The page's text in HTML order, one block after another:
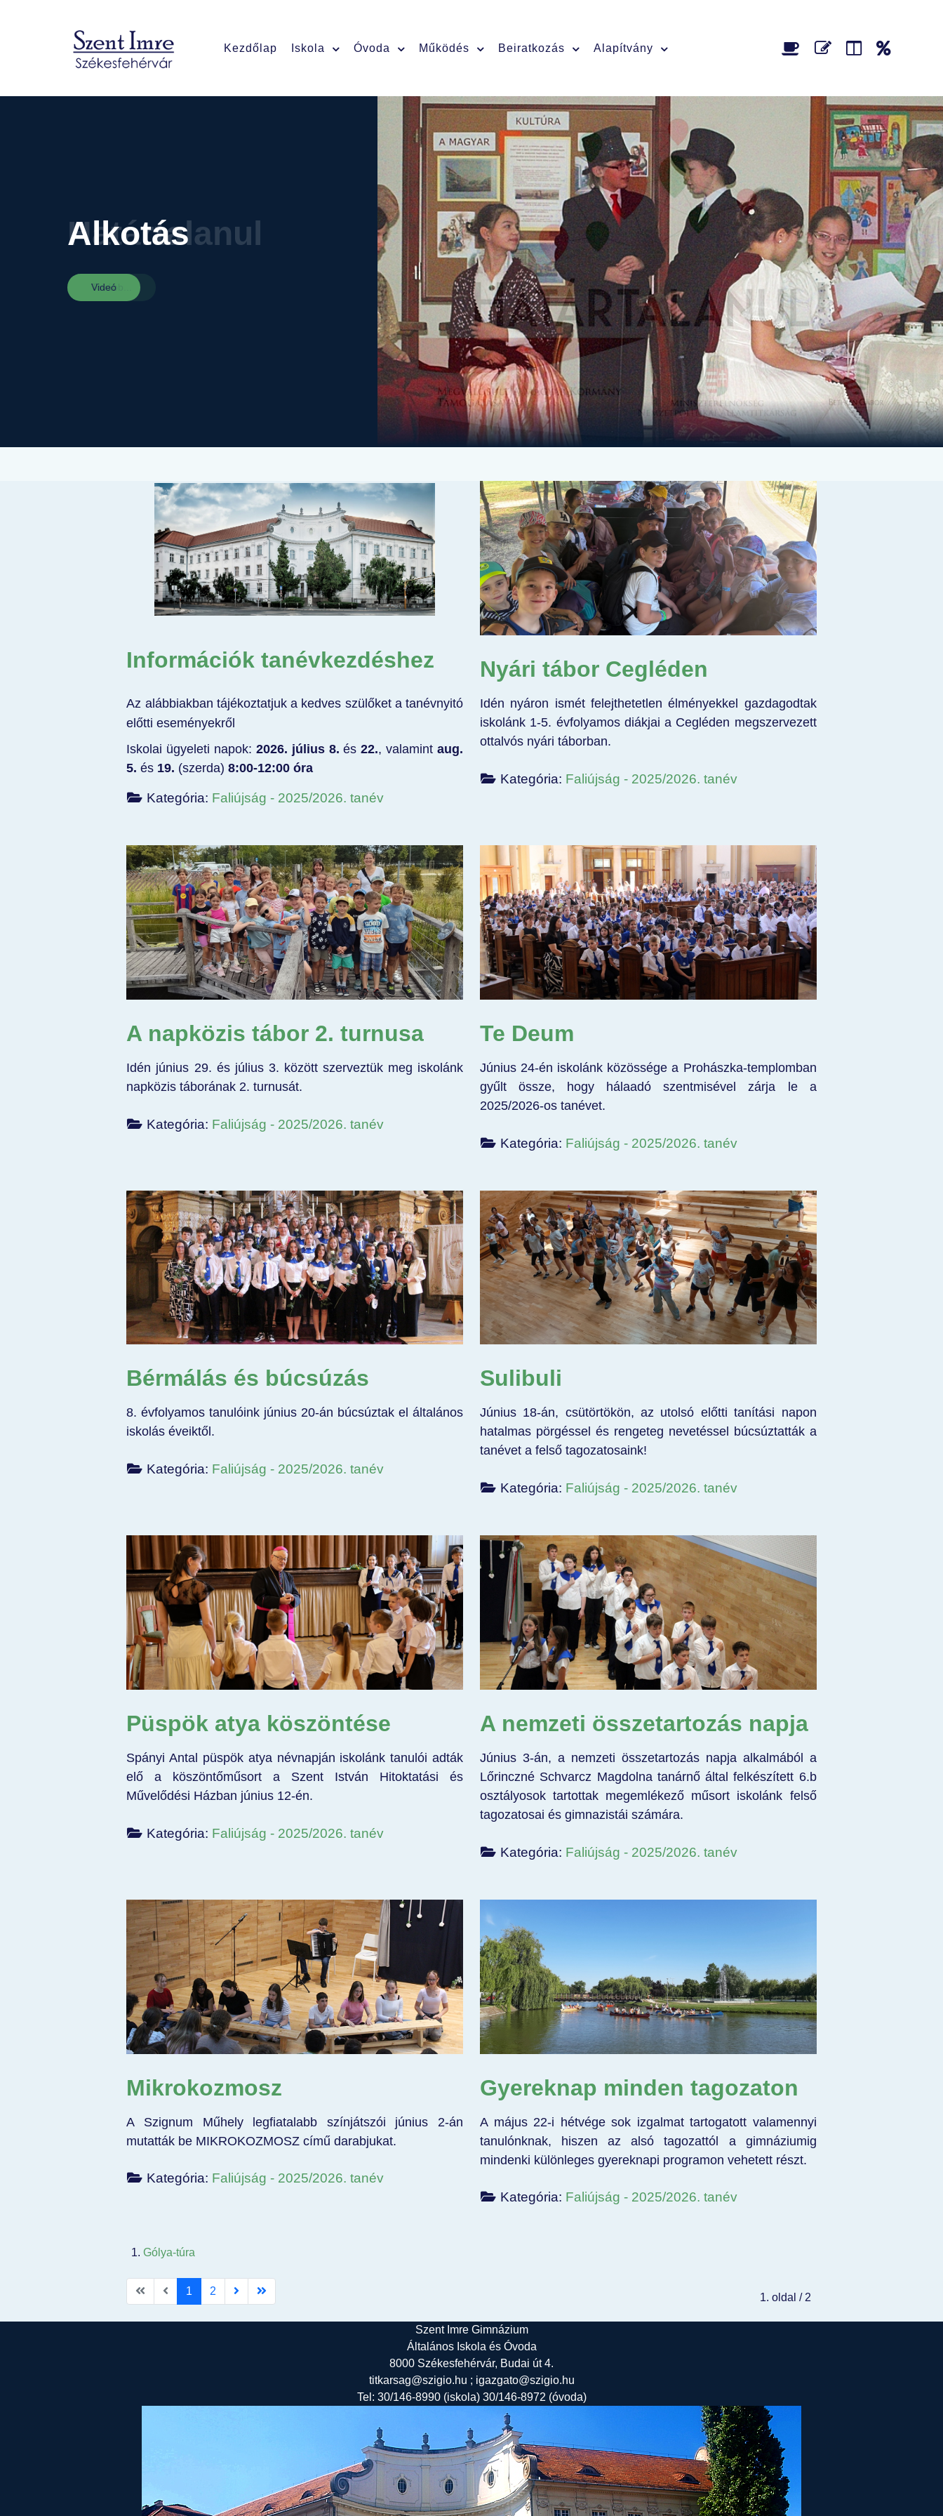
Kezdőlap Iskola Óvoda Működés Beiratkozás Alapítvány
Alkotás
Videó
Információk tanévkezdéshez
Az alábbiakban tájékoztatjuk a kedves szülőket a tanévnyitó
előtti eseményekről
Iskolai ügyeleti napok: 2026. július 8. és22., valamintaug.
5. és 19. (szerda)8:00-12:00 óra
Kategória: Faliújság - 2025/2026. tanév
Nyári tábor Cegléden
Idén nyáron ismét felejthetetlen élményekkel gazdagodtak
iskolánk 1-5. évfolyamos diákjai a Cegléden megszervezett
ottalvós nyári táborban.
Kategória: Faliújság - 2025/2026. tanév
A napközis tábor 2. turnusa
Idén június 29. és július 3. között szerveztük meg iskolánk
napközis táborának 2. turnusát.
Kategória: Faliújság - 2025/2026. tanév
Te Deum
Június 24-én iskolánk közössége a Prohászka-templomban
gyűlt össze, hogy hálaadó szentmisével zárja le a
2025/2026-os tanévet.
Kategória: Faliújság - 2025/2026. tanév
Bérmálás és búcsúzás
8. évfolyamos tanulóink június 20-án búcsúztak el általános
iskolás éveiktől.
Kategória: Faliújság - 2025/2026. tanév
Sulibuli
Június 18-án, csütörtökön, az utolsó előtti tanítási napon
hatalmas pörgéssel és rengeteg nevetéssel búcsúztatták a
tanévet a felső tagozatosaink!
Kategória: Faliújság - 2025/2026. tanév
Püspök atya köszöntése
Spányi Antal püspök atya névnapján iskolánk tanulói adták
elő a köszöntőműsort a Szent István Hitoktatási és
Művelődési Házban június 12-én.
Kategória: Faliújság - 2025/2026. tanév
A nemzeti összetartozás napja
Június 3-án, a nemzeti összetartozás napja alkalmából a
Lőrinczné Schvarcz Magdolna tanárnő által felkészített 6.b
osztályosok tartottak megemlékező műsort iskolánk felső
tagozatosai és gimnazistái számára.
Kategória: Faliújság - 2025/2026. tanév
Mikrokozmosz
A Szignum Műhely legfiatalabb színjátszói június 2-án
mutatták be MIKROKOZMOSZ című darabjukat.
Kategória: Faliújság - 2025/2026. tanév
Gyereknap minden tagozaton
A május 22-i hétvége sok izgalmat tartogatott valamennyi
tanulónknak, hiszen az alsó tagozattól a gimnáziumig
mindenki különleges gyereknapi programon vehetett részt.
Kategória: Faliújság - 2025/2026. tanév
Gólya-túra
1. oldal / 2
1 2
Szent Imre Gimnázium
Általános Iskola és Óvoda
8000 Székesfehérvár, Budai út 4.
titkarsag@szigio.hu ; igazgato@szigio.hu
Tel: 30/146-8990 (iskola) 30/146-8972 (óvoda)